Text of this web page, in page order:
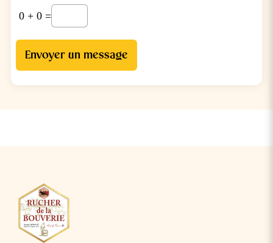
0+ 0=
Envoyer un message